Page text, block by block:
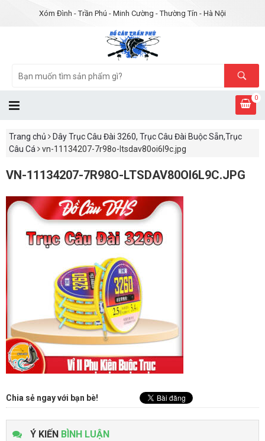
Xóm Đình - Trần Phú - Minh Cường - Thường Tín - Hà Nội
0
Trang chủ
Dây Trục Câu Đài 3260, Trục Câu Đài Buộc Sẵn,Trục
Câu Cá
vn-11134207-7r98o-ltsdav80oi6l9c.jpg
VN-11134207-7R98O-LTSDAV80OI6L9C.JPG
Chia sẻ ngay với bạn bè!
Ý KIẾN BÌNH LUẬN